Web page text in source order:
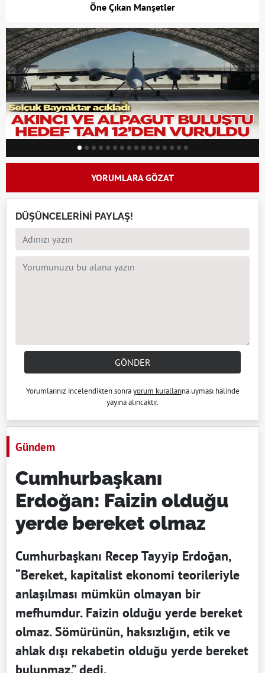
Öne Çıkan Manşetler
YORUMLARA GÖZAT
DÜŞÜNCELERİNİ PAYLAŞ!
GÖNDER
Yorumlarınız incelendikten sonrayorum kurallarına uyması halinde
yayına alıncaktır.
Gündem
Cumhurbaşkanı
Erdoğan: Faizin olduğu
yerde bereket olmaz
Cumhurbaşkanı Recep Tayyip Erdoğan,
“Bereket, kapitalist ekonomi teorileriyle
anlaşılması mümkün olmayan bir
mefhumdur. Faizin olduğu yerde bereket
olmaz. Sömürünün, haksızlığın, etik ve
ahlak dışı rekabetin olduğu yerde bereket
bulunmaz.” dedi.